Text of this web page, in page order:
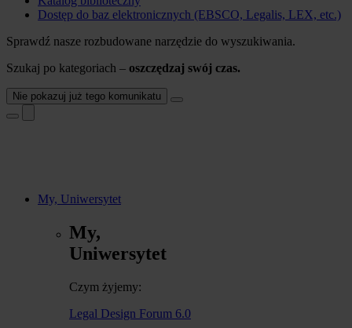
Dostęp do baz elektronicznych (EBSCO, Legalis, LEX, etc.)
Sprawdź nasze rozbudowane narzędzie do wyszukiwania.
Szukaj po kategoriach – oszczędzaj swój czas.
Nie pokazuj już tego komunikatu
My, Uniwersytet
My,
Uniwersytet
Czym żyjemy:
Legal Design Forum 6.0